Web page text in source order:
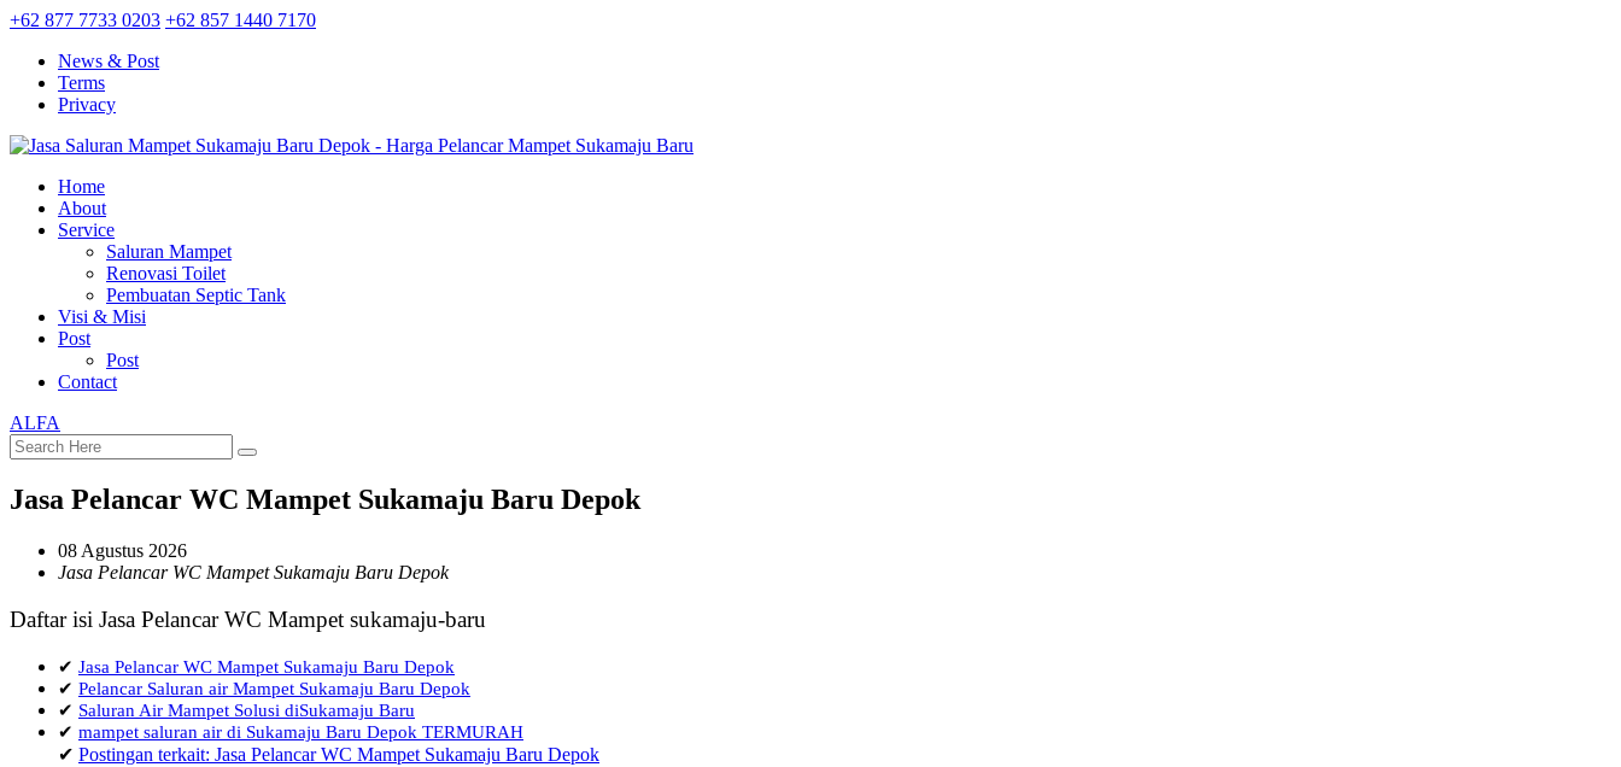
+62 877 7733 0203 +62 857 1440 7170
News & Post
Terms
Privacy
Home
About
Service
Saluran Mampet
Renovasi Toilet
Pembuatan Septic Tank
Visi & Misi
Post
Post
Contact
ALFA
Jasa Pelancar WC Mampet Sukamaju Baru Depok
08 Agustus 2026
Jasa Pelancar WC Mampet Sukamaju Baru Depok
Daftar isi Jasa Pelancar WC Mampet sukamaju-baru
✔ Jasa Pelancar WC Mampet Sukamaju Baru Depok
✔ Pelancar Saluran air Mampet Sukamaju Baru Depok
✔ Saluran Air Mampet Solusi diSukamaju Baru
✔ mampet saluran air di Sukamaju Baru Depok TERMURAH
✔ Postingan terkait: Jasa Pelancar WC Mampet Sukamaju Baru Depok